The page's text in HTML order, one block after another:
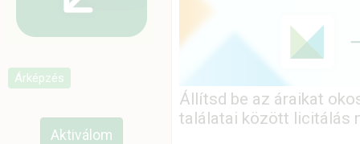
Árképzés
Aktiválom
Állítsd be az áraikat
találatai között licitálás